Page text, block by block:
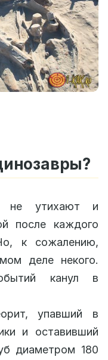
не утихают и
после каждого
к сожалению,
деле некого.
канул в
упавший в
и оставивший
диаметром 180